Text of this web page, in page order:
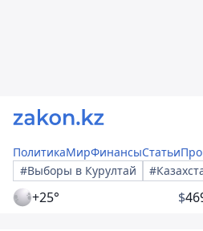
ПолитикаМирФинансыСтатьи
#Выборы в Курултай
+25° $